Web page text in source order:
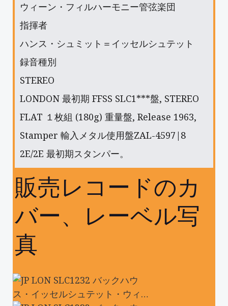
ウィーン・フィルハーモニー管弦楽団
指揮者
ハンス・シュミット＝イッセルシュテット
録音種別
STEREO
LONDON 最初期 FFSS SLC1***盤, STEREO
FLAT １枚組 (180g) 重量盤, Release 1963,
Stamper 輸入メタル使用盤ZAL-4597|8
2E/2E 最初期スタンパー。
販売レコードのカ
バー、レーベル写
真